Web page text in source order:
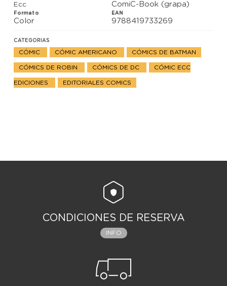
Ecc ComiC-Book (grapa)
Formato
Color
EAN
9788419733269
CATEGORIAS
CÓMIC CÓMIC AMERICANO CÓMICS DE BATMAN
CÓMICS DE ROBIN CÓMICS DE DC CÓMIC ECC
EDICIONES EDITORIALES COMICS
CONDICIONES DE RESERVA
INFO